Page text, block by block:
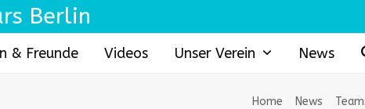
Berlin
& Freunde Videos Unser Verein News
Home News